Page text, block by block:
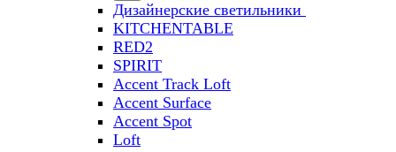
Дизайнерские светильники
KITCHENTABLE
RED2
SPIRIT
Accent Track Loft
Accent Surface
Accent Spot
Loft